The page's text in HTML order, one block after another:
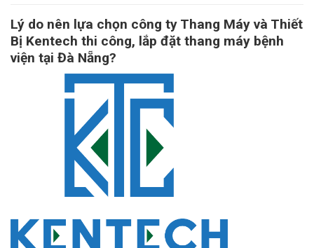
Lý do nên lựa chọn công ty Thang Máy và Thiết
Bị Kentech thi công, lắp đặt thang máy bệnh
viện tại Đà Nẵng?